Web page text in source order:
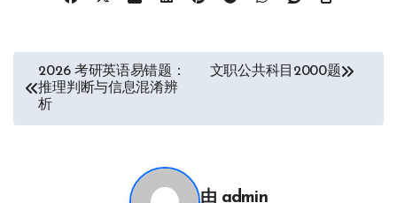
章
导
2026 考研英语易错题：
推理判断与信息混淆辨
析
文职公共科目2000题
由 admin